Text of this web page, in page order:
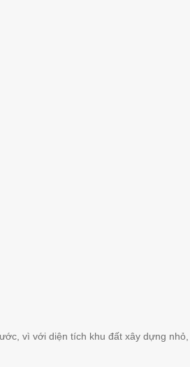
vì với diện tích khu đất xây dựng